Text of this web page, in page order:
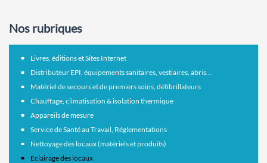
Nos rubriques
Livres, éditions et Sites Internet
Distributeur EPI, équipements sanitaires, vestiaires, abris...
Matériel de secours et de premiers soins, défibrillateurs
Chauffage, climatisation & isolation thermique
Appareils de mesure
Service de Santé au Travail, Réglementations
Nettoyage des locaux (matériels et produits)
Eclairage des locaux